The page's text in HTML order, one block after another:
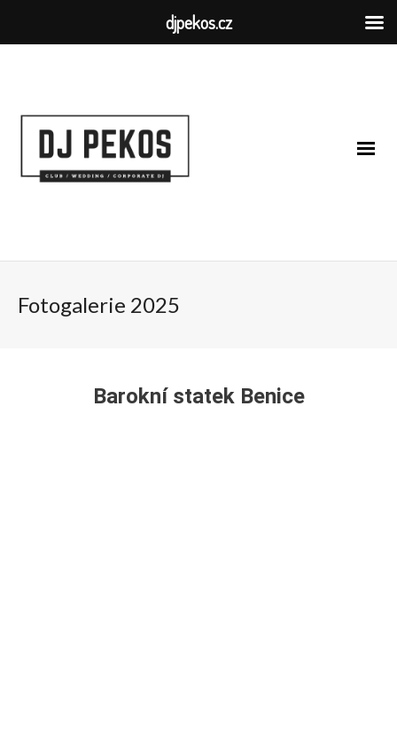
Fotogalerie 2025
Barokní statek Benice
djpekos.cz